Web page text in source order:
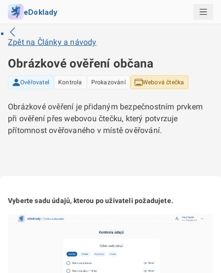
eDoklady
Zpět na Články a návody
Obrázkové ověření občana
Ověřovatel Kontrola Prokazování Webová čtečka
Obrázkové ověření je přidaným bezpečnostním prvkem
při ověření přes webovou čtečku, který potvrzuje
přítomnost ověřovaného v místě ověřování.
Vyberte sadu údajů, kterou po uživateli požadujete.